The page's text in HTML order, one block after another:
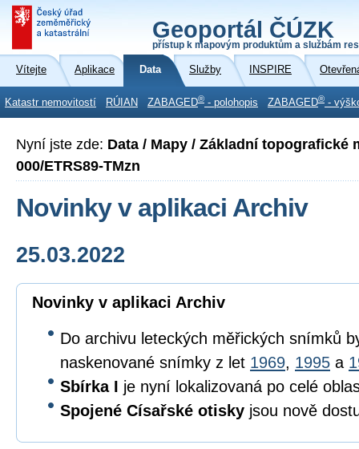
Geoportál ČÚZK
přístup k mapovým produktům a službám
Vítejte Aplikace Data Služby INSPIRE
Katastr nemovitostí RÚIAN ZABAGED® - polohopis ZABAGED® -
Nyní jste zde: Data / Mapy / Základní topografické
000/ETRS89-TMzn
Novinky v aplikaci Archiv
25.03.2022
Novinky v aplikaci Archiv
Do archivu leteckých měřických snímků
naskenované snímky z let 1969, 1995 a
Sbírka I je nyní lokalizovaná po celé
Spojené Císařské otisky jsou nově